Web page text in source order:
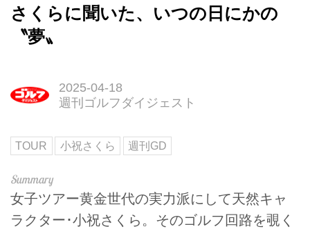
さくらに聞いた、いつの日にかの
〝夢〟
2025-04-18
週刊ゴルフダイジェスト
TOUR 小祝さくら 週刊GD
女子ツアー黄金世代の実力派にして天然キャ
ラクター･小祝さくら。そのゴルフ回路を覗く